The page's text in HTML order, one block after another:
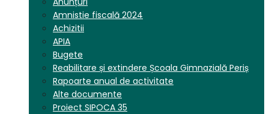
Amnistie fiscală 2024
Achizitii
APIA
Bugete
Reabilitare și extindere Școala Gimnazială Periș
Rapoarte anual de activitate
Alte documente
Proiect SIPOCA 35